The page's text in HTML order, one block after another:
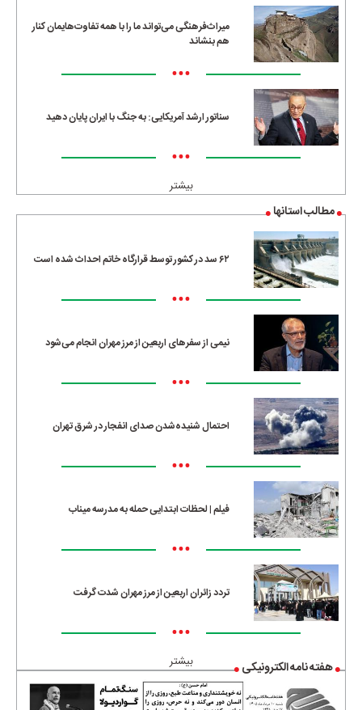
میراث‌فرهنگی می‌تواند ما را با همه تفاوت‌هایمان کنار
هم بنشاند
•••
سناتور ارشد آمریکایی: به جنگ با ایران پایان دهید
•••
بیشتر
مطالب استانها
۶۲ سد در کشور توسط قرارگاه خاتم احداث شده است
•••
نیمی از سفرهای اربعین از مرز مهران انجام می‌شود
•••
احتمال شنیده‌شدن صدای انفجار در شرق تهران
•••
فیلم | لحظات ابتدایی حمله به مدرسه میناب
•••
تردد زائران اربعین از مرز مهران شدت گرفت
•••
بیشتر هفته نامه الکترونیکی